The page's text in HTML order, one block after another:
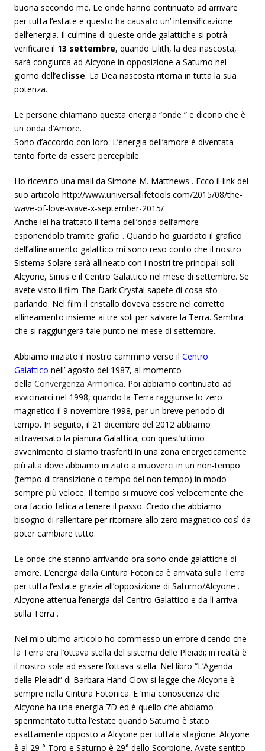
buona secondo me. Le onde hanno continuato ad arrivare
per tutta l’estate e questo ha causato un’ intensificazione
dell’energia. Il culmine di queste onde galattiche si potrà
verificare il 13 settembre, quando Lilith, la dea nascosta,
sarà congiunta ad Alcyone in opposizione a Saturno nel
giorno dell’eclisse. La Dea nascosta ritorna in tutta la sua
potenza.
Le persone chiamano questa energia “onde ” e dicono che è
un onda d’Amore.
Sono d’accordo con loro. L’energia dell’amore è diventata
tanto forte da essere percepibile.
Ho ricevuto una mail da Simone M. Matthews . Ecco il link del
suo articolo http://www.universallifetools.com/2015/08/the-
wave-of-love-wave-x-september-2015/
Anche lei ha trattato il tema dell’onda dell’amore
esponendolo tramite grafici . Quando ho guardato il grafico
dell’allineamento galattico mi sono reso conto che il nostro
Sistema Solare sarà allineato con i nostri tre principali soli –
Alcyone, Sirius e il Centro Galattico nel mese di settembre. Se
avete visto il film The Dark Crystal sapete di cosa sto
parlando. Nel film il cristallo doveva essere nel corretto
allineamento insieme ai tre soli per salvare la Terra. Sembra
che si raggiungerà tale punto nel mese di settembre.
Abbiamo iniziato il nostro cammino verso il Centro
Galattico nell’ agosto del 1987, al momento
della Convergenza Armonica. Poi abbiamo continuato ad
avvicinarci nel 1998, quando la Terra raggiunse lo zero
magnetico il 9 novembre 1998, per un breve periodo di
tempo. In seguito, il 21 dicembre del 2012 abbiamo
attraversato la pianura Galattica; con quest’ultimo
avvenimento ci siamo trasferiti in una zona energeticamente
più alta dove abbiamo iniziato a muoverci in un non-tempo
(tempo di transizione o tempo del non tempo) in modo
sempre più veloce. Il tempo si muove così velocemente che
ora faccio fatica a tenere il passo. Credo che abbiamo
bisogno di rallentare per ritornare allo zero magnetico così da
poter cambiare tutto.
Le onde che stanno arrivando ora sono onde galattiche di
amore. L’energia dalla Cintura Fotonica è arrivata sulla Terra
per tutta l’estate grazie all’opposizione di Saturno/Alcyone .
Alcyone attenua l’energia dal Centro Galattico e da lì arriva
sulla Terra .
Nel mio ultimo articolo ho commesso un errore dicendo che
la Terra era l’ottava stella del sistema delle Pleiadi; in realtà è
il nostro sole ad essere l’ottava stella. Nel libro “L’Agenda
delle Pleiadi” di Barbara Hand Clow si legge che Alcyone è
sempre nella Cintura Fotonica. E ‘mia conoscenza che
Alcyone ha una energia 7D ed è quello che abbiamo
sperimentato tutta l’estate quando Saturno è stato
esattamente opposto a Alcyone per tuttala stagione. Alcyone
è al 29 ° Toro e Saturno è 29° dello Scorpione. Avete sentito